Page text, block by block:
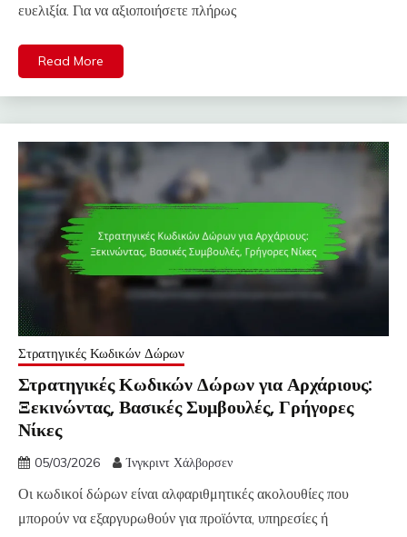
ευελιξία. Για να αξιοποιήσετε πλήρως
Read More
Στρατηγικές Κωδικών Δώρων
Στρατηγικές Κωδικών Δώρων για Αρχάριους:
Ξεκινώντας, Βασικές Συμβουλές, Γρήγορες
Νίκες
05/03/2026 Ίνγκριντ Χάλβορσεν
Οι κωδικοί δώρων είναι αλφαριθμητικές ακολουθίες που
μπορούν να εξαργυρωθούν για προϊόντα, υπηρεσίες ή